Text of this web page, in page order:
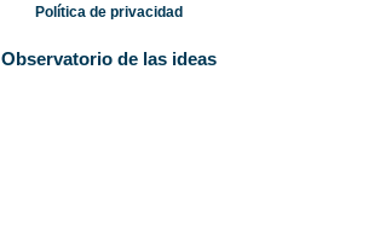
Política de privacidad
Observatorio de las ideas